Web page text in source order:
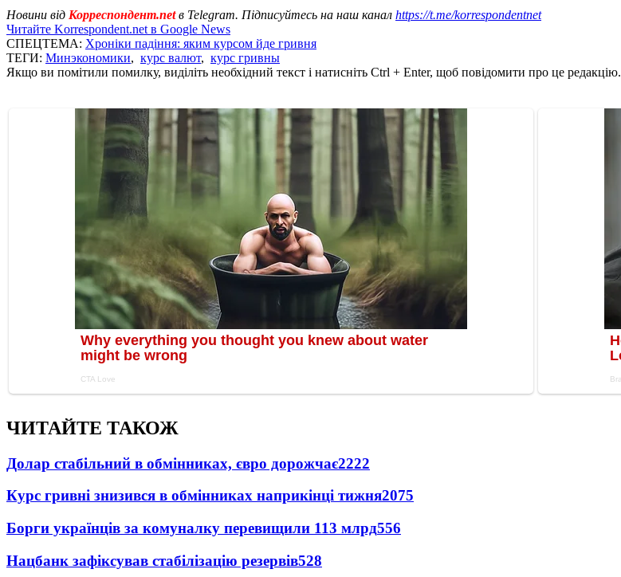
Новини від Корреспондент.netв Telegram. Підписуйтесь на наш канал https://t.me/korrespondentnet
Читайте Korrespondent.net в Google News
СПЕЦТЕМА: Хроніки падіння: яким курсом йде гривня
ТЕГИ: Минэкономики, курс валют, курс гривны
Якщо ви помітили помилку, виділіть необхідний текст і натисніть Ctrl + Enter, щоб повідомити про це редакцію.
ЧИТАЙТЕ ТАКОЖ
Долар стабільний в обмінниках, євро дорожчає2222
Курс гривні знизився в обмінниках наприкінці тижня2075
Борги українців за комуналку перевищили 113 млрд556
Нацбанк зафіксував стабілізацію резервів528